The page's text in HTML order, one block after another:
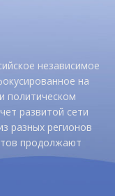
независимое
на
политическом
развитой сети
разных регионов
продолжают